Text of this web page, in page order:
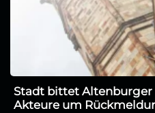
Stadt bittet Altenburger
Akteure um